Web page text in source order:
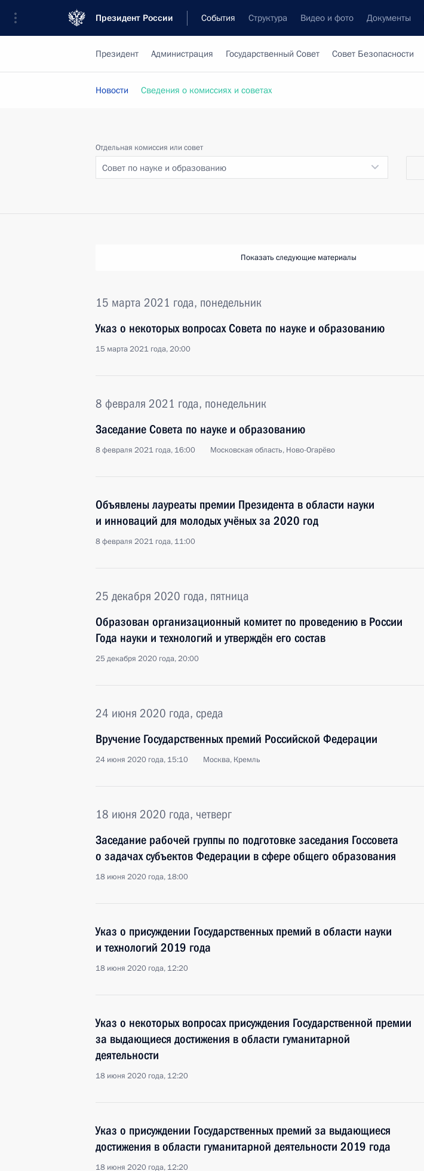
Президент России События Структура Видео и фото Документы
Президент Администрация Государственный Совет Совет Безопасности
Новости Сведения о комиссиях и советах
Отдельная комиссия или совет
Совет по науке и образованию
Показать следующие материалы
15 марта 2021 года, понедельник
Указ о некоторых вопросах Совета по науке и образованию
15 марта 2021 года, 20:00
8 февраля 2021 года, понедельник
Заседание Совета по науке и образованию
8 февраля 2021 года, 16:00 Московская область, Ново-Огарёво
Объявлены лауреаты премии Президента в области науки
и инноваций для молодых учёных за 2020 год
8 февраля 2021 года, 11:00
25 декабря 2020 года, пятница
Образован организационный комитет по проведению в России
Года науки и технологий и утверждён его состав
25 декабря 2020 года, 20:00
24 июня 2020 года, среда
Вручение Государственных премий Российской Федерации
24 июня 2020 года, 15:10 Москва, Кремль
18 июня 2020 года, четверг
Заседание рабочей группы по подготовке заседания Госсовета
о задачах субъектов Федерации в сфере общего образования
18 июня 2020 года, 18:00
Указ о присуждении Государственных премий в области науки
и технологий 2019 года
18 июня 2020 года, 12:20
Указ о некоторых вопросах присуждения Государственной премии
за выдающиеся достижения в области гуманитарной
деятельности
18 июня 2020 года, 12:20
Указ о присуждении Государственных премий за выдающиеся
достижения в области гуманитарной деятельности 2019 года
18 июня 2020 года, 12:20